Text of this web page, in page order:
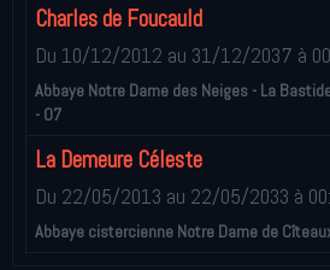
Charles de Foucauld
Du 10/12/2012 au 31/12/2037 à
Abbaye Notre Dame des Neiges - La
- 07
La Demeure Céleste
Du 22/05/2013 au 22/05/2033 à
Abbaye cistercienne Notre Dame de